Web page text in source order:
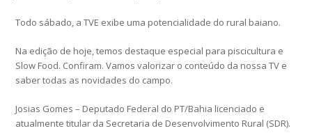
Todo sábado, a TVE exibe uma potencialidade do rural baiano.
Na edição de hoje, temos destaque especial para piscicultura e
Slow Food. Confiram. Vamos valorizar o conteúdo da nossa TV e
saber todas as novidades do campo.
Josias Gomes – Deputado Federal do PT/Bahia licenciado e
atualmente titular da Secretaria de Desenvolvimento Rural (SDR).